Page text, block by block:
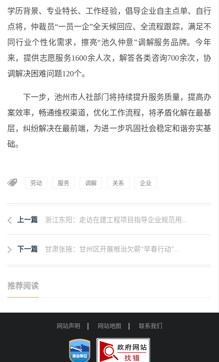
学历背景、专业特长、工作经验，倡导企业自主点单、自行
点将，仲裁员“一员一企”全天候回应、全流程跟踪，满足不
同行业个性化需求，擦亮“池久仲意”调解服务品牌。今年
来，提供志愿服务1600余人次，解答各类咨询700余次，协
调解决困难问题120个。
下一步，池州市人社部门将持续提升服务质量，提高办
案效率，畅通维权渠道，优化工作流程，将矛盾化解在最基
层，纠纷解决在最前端，为进一步巩固社会稳定和谐夯实基
础。
劳动 服务 调解 关系 企业
上一篇 浙江东阳：走访在建工程项目指导企业规范用...
下一篇 甘肃张掖：甘州区开展根治欠薪“早春行动”...
推荐阅读
网站声明 网站地图 联系我们